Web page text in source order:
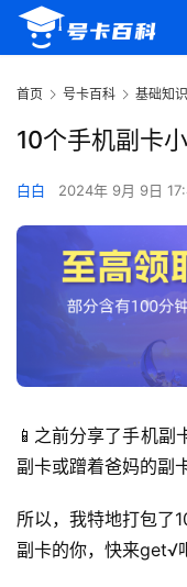
首页 号卡百科 基础知识
10个手机副卡
白白 2024年 9月 9日
📱之前分享了手机副
副卡或蹭着爸妈的副
所以，我特地打包了
副卡的你，快来get√